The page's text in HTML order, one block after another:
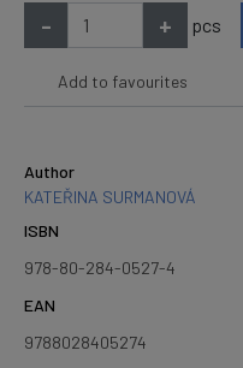
- + pcs
Add to favourites
Author
KATEŘINA SURMANOVÁ
ISBN
978-80-284-0527-4
EAN
9788028405274